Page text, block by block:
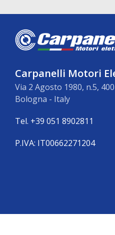
Carpanelli Motori
Via 2 Agosto 1980, n.5,
Bologna - Italy
Tel. +39 051 8902811
P.IVA: IT00662271204